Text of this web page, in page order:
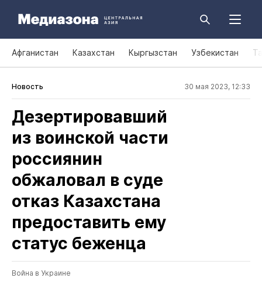
Афганистан Казахстан Кыргызстан Узбекистан
Новость 30 мая 2023, 12:33
Дезертировавший
из воинской части
россиянин
обжаловал в суде
отказ Казахстана
предоставить ему
статус беженца
Война в Украине